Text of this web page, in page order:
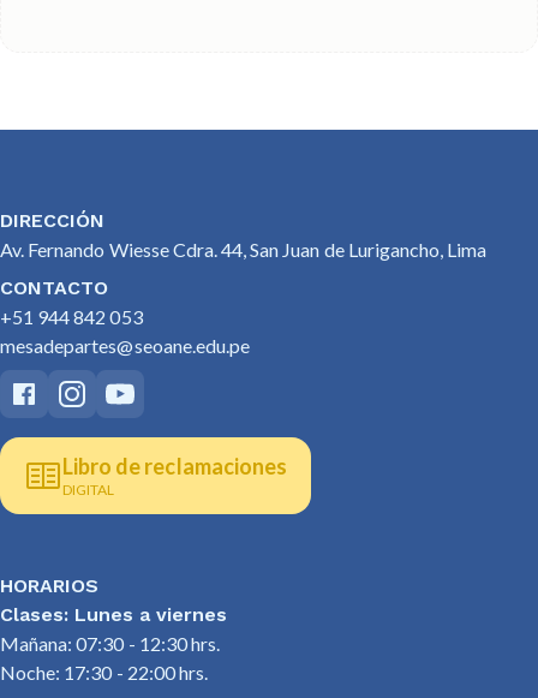
DIRECCIÓN
Av. Fernando Wiesse Cdra. 44, San Juan de Lurigancho, Lima
CONTACTO
+51 944 842 053
mesadepartes@seoane.edu.pe
Libro de reclamaciones
DIGITAL
HORARIOS
Clases: Lunes a viernes
Mañana: 07:30 - 12:30 hrs.
Noche: 17:30 - 22:00 hrs.